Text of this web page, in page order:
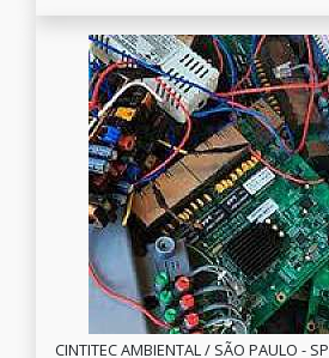
CINTITEC AMBIENTAL / SÃO PAULO - SP